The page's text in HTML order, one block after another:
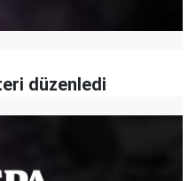
düzenledi